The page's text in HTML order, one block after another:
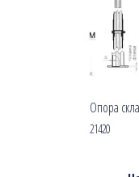
Опора
21420